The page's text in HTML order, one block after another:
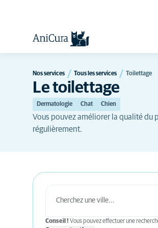
Nos services Tous les services Toilettage
Le toilettage
Dermatologie Chat Chien
Vous pouvez améliorer la qualité
régulièrement.
Conseil ! Vous pouvez effectuer une